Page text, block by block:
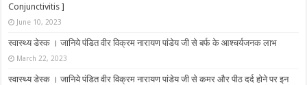
Conjunctivitis ]
June 10, 2023
स्वास्थ्य डेस्क । जानिये पंडित वीर विक्रम नारायण पांडेय जी से बर्फ के आश्चर्यजनक लाभ
March 22, 2023
स्वास्थ्य डेस्क । जानिये पंडित वीर विक्रम नारायण पांडेय जी से कमर और पीठ दर्द होने पर इन